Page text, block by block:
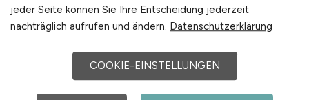
jeder Seite können Sie Ihre Entscheidung jederzeit
nachträglich aufrufen und ändern. Datenschutzerklärung
COOKIE-EINSTELLUNGEN